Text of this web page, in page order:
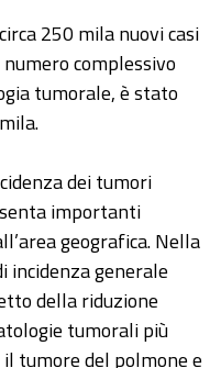
250 mila nuovi casi
complessivo
tumorale, è stato
dei tumori
importanti
geografica. Nella
incidenza generale
della riduzione
tumorali più
tumore del polmone e